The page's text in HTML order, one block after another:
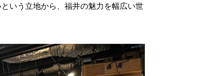
いう立地から、福井の魅力を幅広い世